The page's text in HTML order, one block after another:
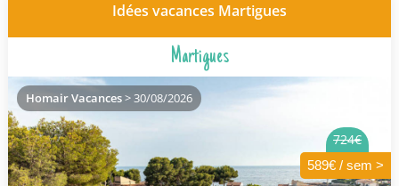
Idées vacances Martigues
Martigues
724€
589€ / sem >
Homair Vacances> 30/08/2026